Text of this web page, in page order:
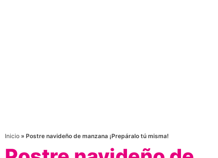
Inicio » Postre navideño de manzana ¡Prepáralo tú misma!